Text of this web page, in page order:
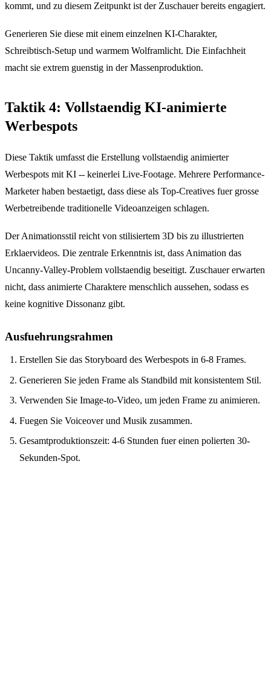
kommt, und zu diesem Zeitpunkt ist der Zuschauer bereits engagiert.
Generieren Sie diese mit einem einzelnen KI-Charakter,
Schreibtisch-Setup und warmem Wolframlicht. Die Einfachheit
macht sie extrem guenstig in der Massenproduktion.
Taktik 4: Vollstaendig KI-animierte
Werbespots
Diese Taktik umfasst die Erstellung vollstaendig animierter
Werbespots mit KI -- keinerlei Live-Footage. Mehrere Performance-
Marketer haben bestaetigt, dass diese als Top-Creatives fuer grosse
Werbetreibende traditionelle Videoanzeigen schlagen.
Der Animationsstil reicht von stilisiertem 3D bis zu illustrierten
Erklaervideos. Die zentrale Erkenntnis ist, dass Animation das
Uncanny-Valley-Problem vollstaendig beseitigt. Zuschauer erwarten
nicht, dass animierte Charaktere menschlich aussehen, sodass es
keine kognitive Dissonanz gibt.
Ausfuehrungsrahmen
Erstellen Sie das Storyboard des Werbespots in 6-8 Frames.
Generieren Sie jeden Frame als Standbild mit konsistentem Stil.
Verwenden Sie Image-to-Video, um jeden Frame zu animieren.
Fuegen Sie Voiceover und Musik zusammen.
Gesamtproduktionszeit: 4-6 Stunden fuer einen polierten 30-
Sekunden-Spot.